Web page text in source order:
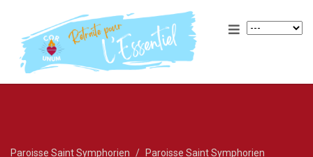
Paroisse Saint Symphorien
Paroisse Saint Symphorien